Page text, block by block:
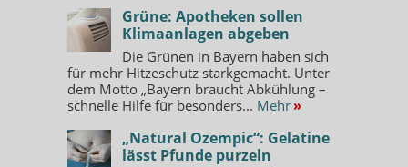
Grüne: Apotheken sollen
Klimaanlagen abgeben
Die Grünen in Bayern haben sich
für mehr Hitzeschutz starkgemacht. Unter
dem Motto „Bayern braucht Abkühlung –
schnelle Hilfe für besonders... Mehr »
„Natural Ozempic“: Gelatine
lässt Pfunde purzeln